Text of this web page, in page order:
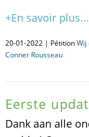
+En savoir plus...
20-01-2022 | PétitionWij
Conner Rousseau
Eerste
Dank aan alle